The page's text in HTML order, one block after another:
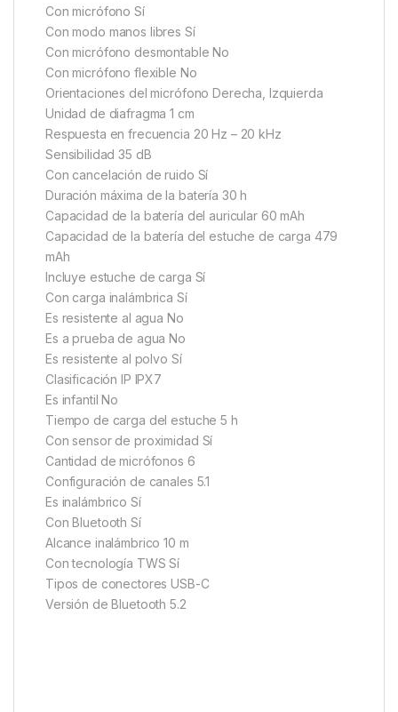
Con micrófono Sí
Con modo manos libres Sí
Con micrófono desmontable No
Con micrófono flexible No
Orientaciones del micrófono Derecha, Izquierda
Unidad de diafragma 1 cm
Respuesta en frecuencia 20 Hz – 20 kHz
Sensibilidad 35 dB
Con cancelación de ruido Sí
Duración máxima de la batería 30 h
Capacidad de la batería del auricular 60 mAh
Capacidad de la batería del estuche de carga 479
mAh
Incluye estuche de carga Sí
Con carga inalámbrica Sí
Es resistente al agua No
Es a prueba de agua No
Es resistente al polvo Sí
Clasificación IP IPX7
Es infantil No
Tiempo de carga del estuche 5 h
Con sensor de proximidad Sí
Cantidad de micrófonos 6
Configuración de canales 5.1
Es inalámbrico Sí
Con Bluetooth Sí
Alcance inalámbrico 10 m
Con tecnología TWS Sí
Tipos de conectores USB-C
Versión de Bluetooth 5.2